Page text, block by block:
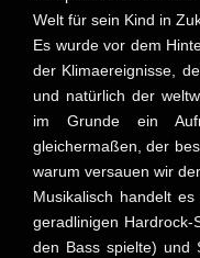
Welt für sein Kind in
Es wurde vor dem
der Klimaereignisse,
und natürlich der
im Grunde ein
gleichermaßen, der
warum versauen wir
Musikalisch handelt
geradlinigen
den Bass spielte) und